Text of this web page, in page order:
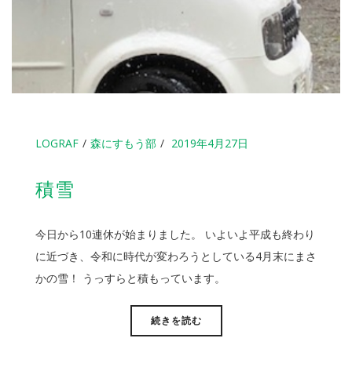
LOGRAF 森にすもう部 2019年4月27日
積雪
今日から10連休が始まりました。 いよいよ平成も終わり
に近づき、令和に時代が変わろうとしている4月末にまさ
かの雪！ うっすらと積もっています。
続きを読む